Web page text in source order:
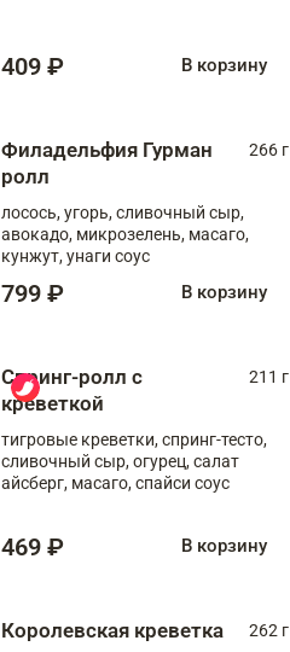
409 ₽ В корзину
Филадельфия Гурман
ролл
266 г
лосось, угорь, сливочный сыр,
авокадо, микрозелень, масаго,
кунжут, унаги соус
799 ₽ В корзину
Спринг-ролл с
креветкой
211 г
тигровые креветки, спринг-тесто,
сливочный сыр, огурец, салат
айсберг, масаго, спайси соус
469 ₽ В корзину
Королевская креветка
262 г